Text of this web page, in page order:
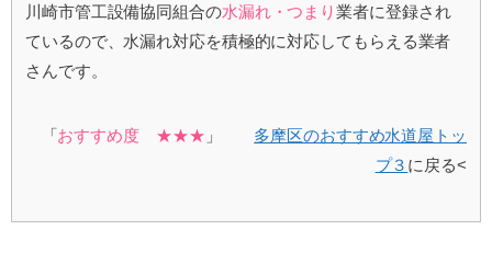
川崎市管工設備協同組合の水漏れ・つまり業者に登録され
ているので、水漏れ対応を積極的に対応してもらえる業者
さんです。
「おすすめ度 ★★★ 」 多摩区のおすすめ水道屋トッ
プ３ に戻る<